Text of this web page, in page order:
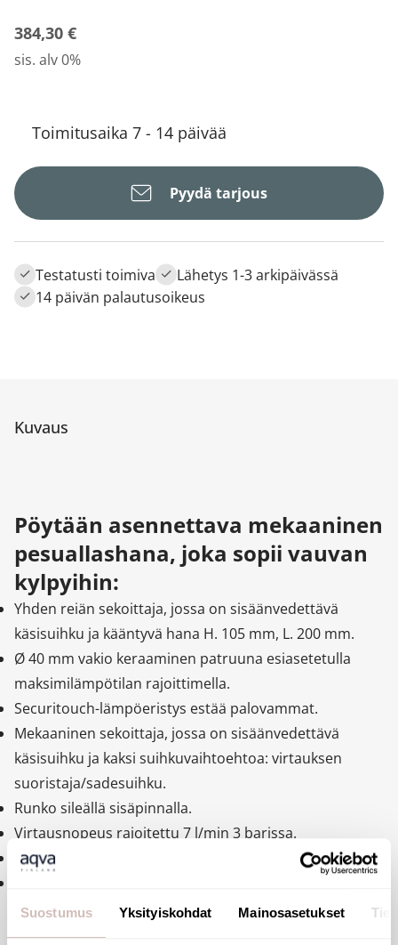
Suostumus Yksityiskohdat Mainosasetukset
384,30 €
sis. alv 0%
Toimitusaika 7 - 14 päivää
Pyydä tarjous
Testatusti toimiva
Lähetys 1-3 arkipäivässä
14 päivän palautusoikeus
Kuvaus
Pöytään asennettava mekaaninen
pesuallashana, joka sopii vauvan
kylpyihin:
Yhden reiän sekoittaja, jossa on sisäänvedettävä
käsisuihku ja kääntyvä hana H. 105 mm, L. 200 mm.
Ø 40 mm vakio keraaminen patruuna esiasetetulla
maksimilämpötilan rajoittimella.
Securitouch-lämpöeristys estää palovammat.
Mekaaninen sekoittaja, jossa on sisäänvedettävä
käsisuihku ja kaksi suihkuvaihtoehtoa: virtauksen
suoristaja/sadesuihku.
Runko sileällä sisäpinnalla.
Virtausnopeus rajoitettu 7 l/min 3 barissa.
Kromattu messinkirunko ja hygienialeve L. 175 mm.
lisääntymistä: läpinäkyvä polyuretaanijoustava letku
varmistaa vaihdon, jos biofilmi on läsnä, sileä sisä- ja